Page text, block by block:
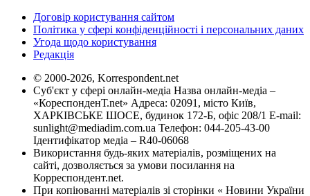
Договір користування сайтом
Політика у сфері конфіденційності і персональних даних
Угода щодо користування
Редакція
© 2000-2026, Korrespondent.net
Суб'єкт у сфері онлайн-медіа Назва онлайн-медіа –
«КореспонденТ.net» Адреса: 02091, місто Київ,
ХАРКІВСЬКЕ ШОСЕ, будинок 172-Б, офіс 208/1 E-mail:
sunlight@mediadim.com.ua Телефон: 044-205-43-00
Ідентифікатор медіа – R40-06068
Використання будь-яких матеріалів, розміщених на
сайті, дозволяється за умови посилання на
Корреспондент.net.
При копіюванні матеріалів зі сторінки « Новини України